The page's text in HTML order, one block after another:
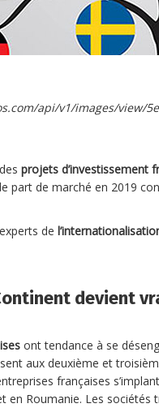
api/v1/images/view/
projets d’investissement
part de marché en 2019
de
devient
ont tendance à se
aux deuxième et
françaises
en Roumanie. Les